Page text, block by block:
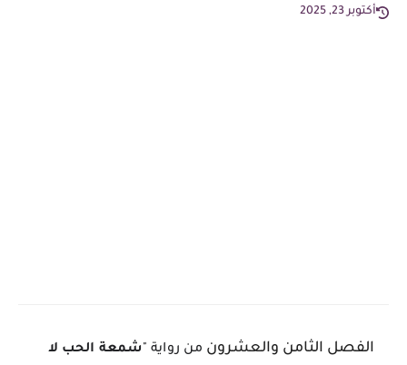
أكتوبر 23, 2025
الفصل الثامن والعشرون من رواية "شمعة الحب لا